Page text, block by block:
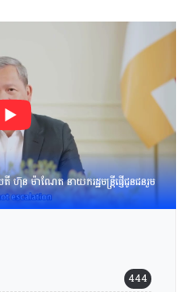
ប្រធានក្រុមទី២នៃក្រុមប្រឹក្សាអ្នក
ច្បាប់ និងឯកឧត្ដម នៅ ប៉ោនន័រ
អនុប្រធាននិងជាប្រធាន
ក្រុមទី១នៃក្រុមប្រឹក្សាសេដ្ឋកិច្ច
សង្គមកិច្ច និងវប្បធម៌ ដើម្បីពិនិត្យ
និងពិភាក្សាលើ​«សេចក្ដីព្រាង
អនុក្រឹត្យស្ដីពី​ការគ្រប់គ្រង
អាកាសយានគ្មាន
មនុស្សបើក(ដ្រូន)»។
ហ៊ុន ម៉ាណែត នាយករដ្ឋមន្រ្តីផ្ញើជូនជនរួម
444